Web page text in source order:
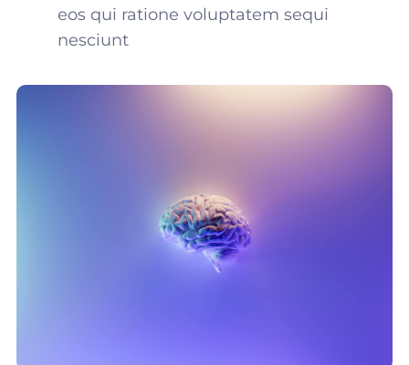
eos qui ratione voluptatem sequi
nesciunt